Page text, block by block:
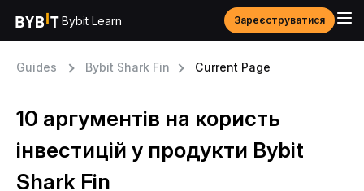
Bybit Learn Зареєструватися
Guides Bybit Shark Fin Current Page
10 аргументів на користь
інвестицій у продукти Bybit
Shark Fin